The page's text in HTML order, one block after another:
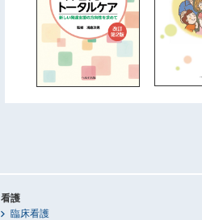
看護
臨床看護